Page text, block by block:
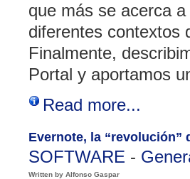
que más se acerca
diferentes contextos
Finalmente,
Portal y aportamos
Read more...
Evernote, la “revolución”
SOFTWARE -
Written by Alfonso Gaspar